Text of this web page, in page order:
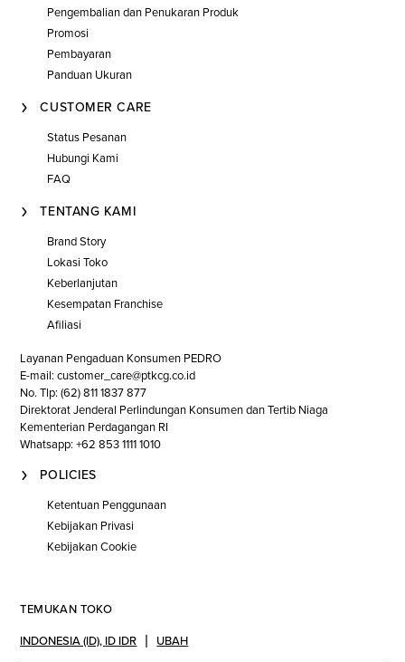
Pengembalian dan Penukaran Produk
Promosi
Pembayaran
Panduan Ukuran
CUSTOMER CARE
Status Pesanan
Hubungi Kami
FAQ
TENTANG KAMI
Brand Story
Lokasi Toko
Keberlanjutan
Kesempatan Franchise
Afiliasi
Layanan Pengaduan Konsumen PEDRO
E-mail: customer_care@ptkcg.co.id
No. Tlp: (62) 811 1837 877
Direktorat Jenderal Perlindungan Konsumen dan Tertib Niaga
Kementerian Perdagangan RI
Whatsapp: +62 853 1111 1010
POLICIES
Ketentuan Penggunaan
Kebijakan Privasi
Kebijakan Cookie
TEMUKAN TOKO
INDONESIA (ID), ID IDR UBAH